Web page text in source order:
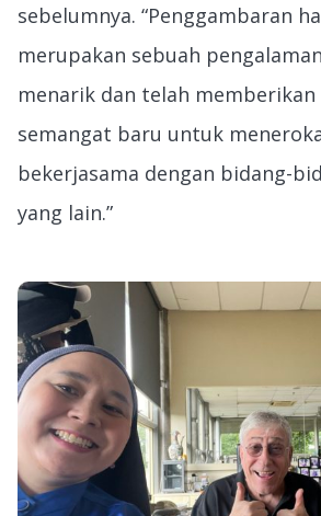
sebelumnya. “Penggambaran
merupakan sebuah
menarik dan telah memberikan
semangat baru untuk
bekerjasama dengan bidang-
yang lain.”